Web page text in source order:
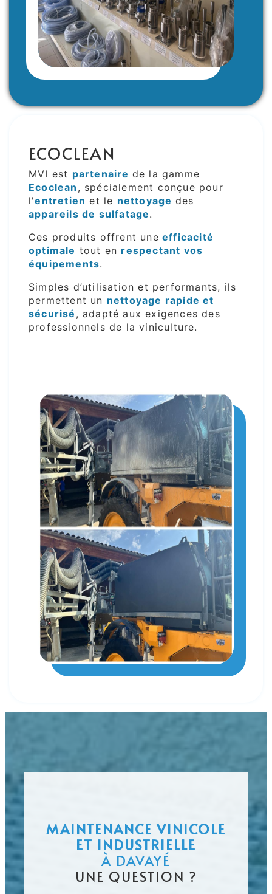
ECOCLEAN
MVI est partenaire de la gamme
Ecoclean , spécialement conçue pour
l'entretien et le nettoyage des
appareils de sulfatage.
Ces produits offrent une efficacité
optimale tout en respectant vos
équipements.
Simples d’utilisation et performants, ils
permettent un nettoyage rapide et
sécurisé , adapté aux exigences des
professionnels de la viniculture.
MAINTENANCE VINICOLE
ET INDUSTRIELLE
À DAVAYÉ
UNE QUESTION ?